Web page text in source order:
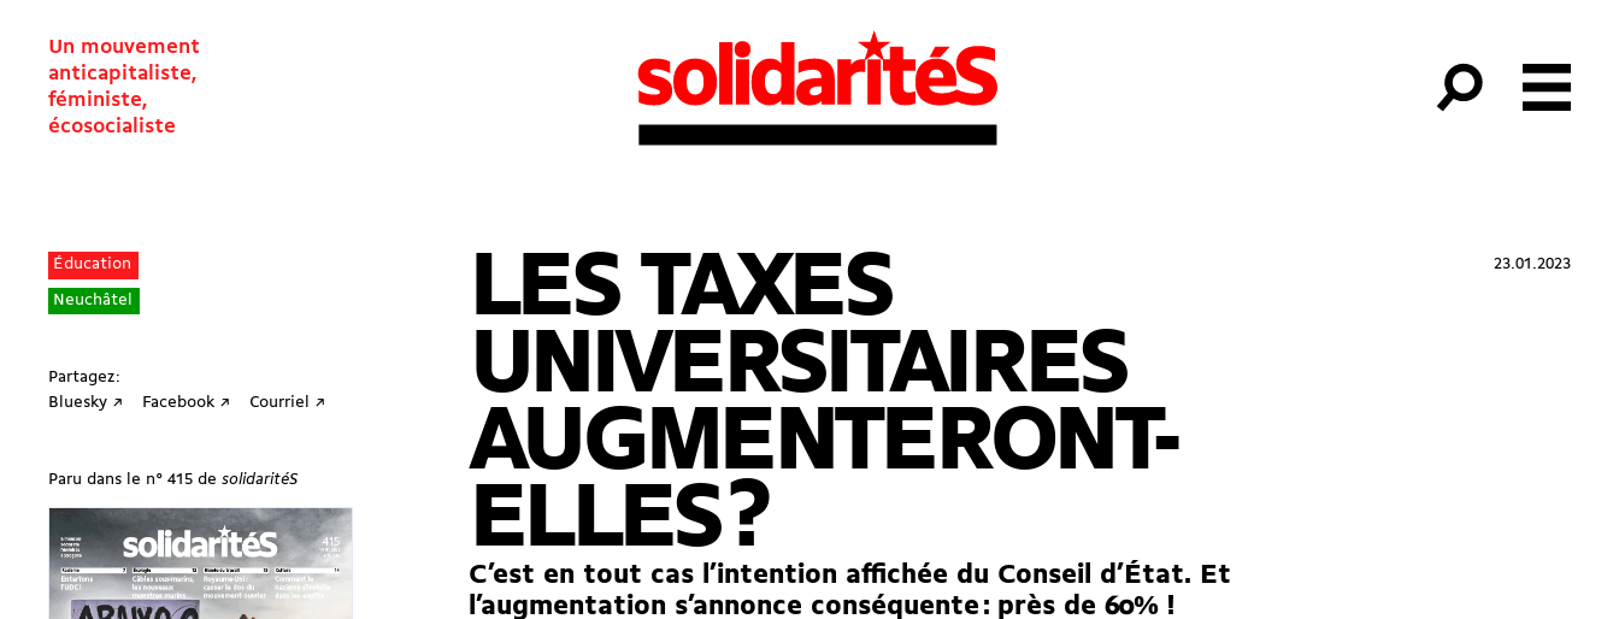
Un mouvement
anticapitaliste,
féministe,
écosocialiste
Éducation
Neuchâtel
Partagez:
Bluesky ↗
Facebook ↗ Courriel ↗
Paru dans le n° 415 de solidaritéS
23.01.2023
LES TAXES
UNIVERSITAIRES
AUGMENTERONT-
ELLES ?
C’est en tout cas l’intention affichée du Conseil d’État. Et
l’augmentation s’annonce conséquente : près de 60% !